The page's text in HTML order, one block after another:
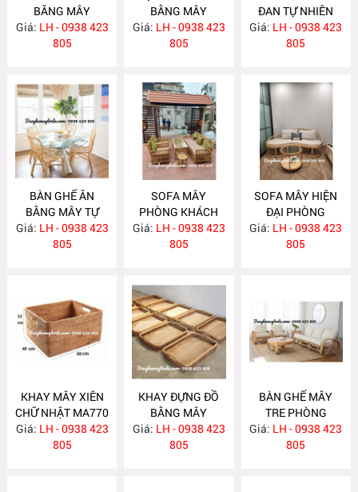
BĂNG MÂY
MA783
Giá: LH - 0938 423
805
BẰNG MÂY
MA782
Giá: LH - 0938 423
805
ĐAN TỰ NHIÊN
MA781
Giá: LH - 0938 423
805
BÀN GHẾ ĂN
BẰNG MÂY TỰ
NHIÊN MA780
Giá: LH - 0938 423
805
SOFA MÂY
PHÒNG KHÁCH
KIỂU DÁNG ĐƠN
GIẢN MA778
Giá: LH - 0938 423
805
SOFA MÂY HIỆN
ĐẠI PHÒNG
KHÁCH MA777
Giá: LH - 0938 423
805
KHAY MÂY XIÊN
CHỮ NHẬT MA770
Giá: LH - 0938 423
805
KHAY ĐỰNG ĐỒ
BẰNG MÂY
MA769
Giá: LH - 0938 423
805
BÀN GHẾ MÂY
TRE PHÒNG
KHÁCH MA764
Giá: LH - 0938 423
805